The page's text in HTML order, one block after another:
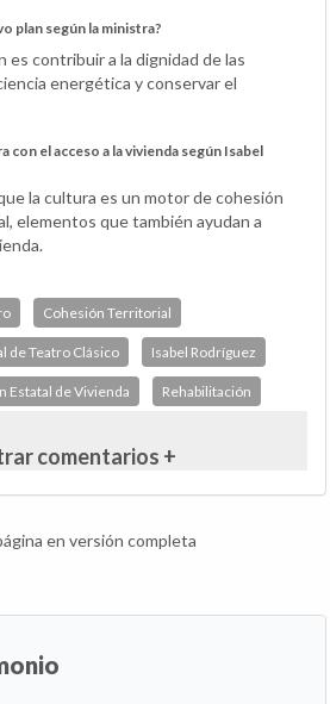
plan según la ministra?
es contribuir a la dignidad de las
energética y conservar el
con el acceso a la vivienda según Isabel
la cultura es un motor de cohesión
elementos que también ayudan a
Cohesión Territorial
de Teatro Clásico Isabel Rodríguez
Estatal de Vivienda Rehabilitación
comentarios +
en versión completa